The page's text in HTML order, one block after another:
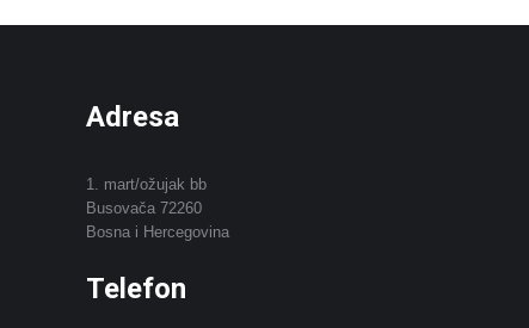
Adresa
1. mart/ožujak bb
Busovača 72260
Bosna i Hercegovina
Telefon